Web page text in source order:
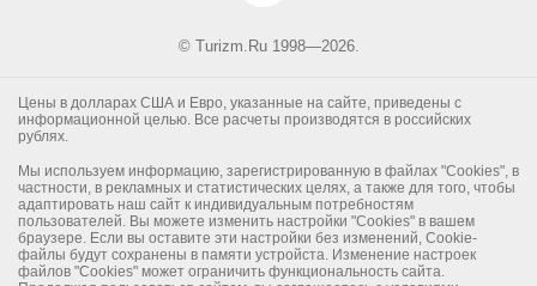
© Turizm.Ru 1998—2026.
Цены в долларах США и Евро, указанные на сайте, приведены с
информационной целью. Все расчеты производятся в российских
рублях.
Мы используем информацию, зарегистрированную в файлах "Cookies", в
частности, в рекламных и статистических целях, а также для того, чтобы
адаптировать наш сайт к индивидуальным потребностям
пользователей. Вы можете изменить настройки "Cookies" в вашем
браузере. Если вы оставите эти настройки без изменений, Cookie-
файлы будут сохранены в памяти устройста. Изменение настроек
файлов "Cookies" может ограничить функциональность сайта.